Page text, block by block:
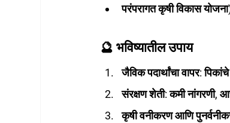
परंपरागत कृषी विकास
🔮 भविष्यातील उपाय
जैविक पदार्थांचा वापर:
संरक्षण शेती: कमी नांगरणी,
कृषी वनीकरण आणि